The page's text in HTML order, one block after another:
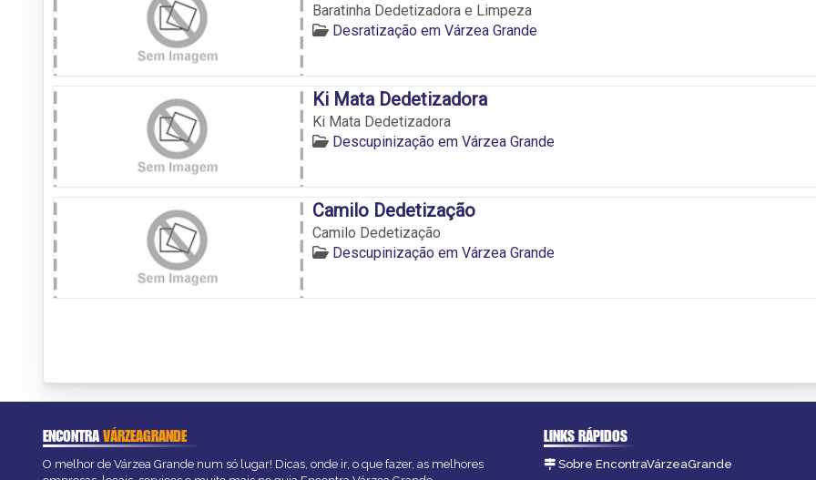
Baratinha Dedetizadora e Limpeza
Desratização em Várzea Grande
Ki Mata Dedetizadora
Ki Mata Dedetizadora
Descupinização em Várzea Grande
Camilo Dedetização
Camilo Dedetização
Descupinização em Várzea Grande
ENCONTRAVÁRZEAGRANDE
O melhor de Várzea Grande num só lugar! Dicas, onde ir, o que fazer, as melhores
LINKS RÁPIDOS
Sobre EncontraVárzeaGrande